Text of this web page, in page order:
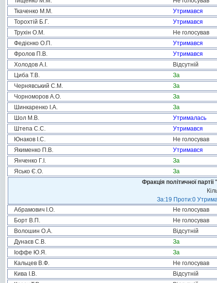
Ткаченко М.М.
Утримався
Торохтій Б.Г.
Утримався
Трухін О.М.
Не голосував
Федієнко О.П.
Утримався
Фролов П.В.
Утримався
Холодов А.І.
Відсутній
Циба Т.В.
За
Чернявський С.М.
За
Чорноморов А.О.
За
Шинкаренко І.А.
За
Шол М.В.
Утрималась
Штепа С.С.
Утримався
Юнаков І.С.
Не голосував
Якименко П.В.
Утримався
Янченко Г.І.
За
Ясько Є.О.
За
Фракція політичної
За:19 Проти:0
Абрамович І.О.
Не голосував
Борт В.П.
Не голосував
Волошин О.А.
Відсутній
Дунаєв С.В.
За
Іоффе Ю.Я.
За
Кальцев В.Ф.
Не голосував
Кива І.В.
Відсутній